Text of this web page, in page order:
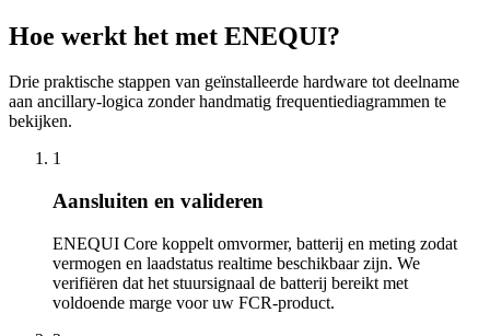
Hoe werkt het met ENEQUI?
Drie praktische stappen van geïnstalleerde hardware tot deelname
aan ancillary-logica zonder handmatig frequentiediagrammen te
bekijken.
1
Aansluiten en valideren
ENEQUI Core koppelt omvormer, batterij en meting zodat
vermogen en laadstatus realtime beschikbaar zijn. We
verifiëren dat het stuursignaal de batterij bereikt met
voldoende marge voor uw FCR-product.